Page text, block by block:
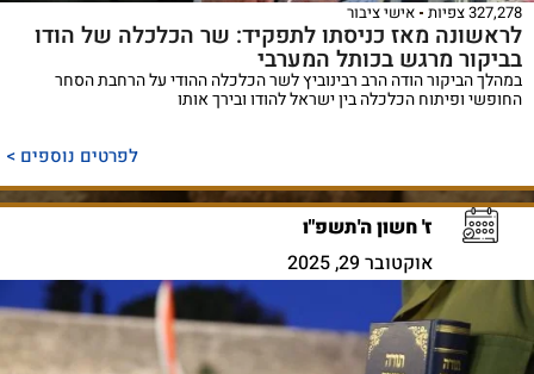
327,278 צפיות אישי ציבור
לראשונה מאז כניסתו לתפקיד: שר הכלכלה של הודו
בביקור מרגש בכותל המערבי
במהלך הביקור הודה הרב רבינוביץ לשר הכלכלה ההודי על הרחבת הסחר
החופשי ופיתוח הכלכלה בין ישראל להודו ובירך אותו
לפרטים נוספים >
ז' חשון ה'תשפ"ו
אוקטובר 29, 2025